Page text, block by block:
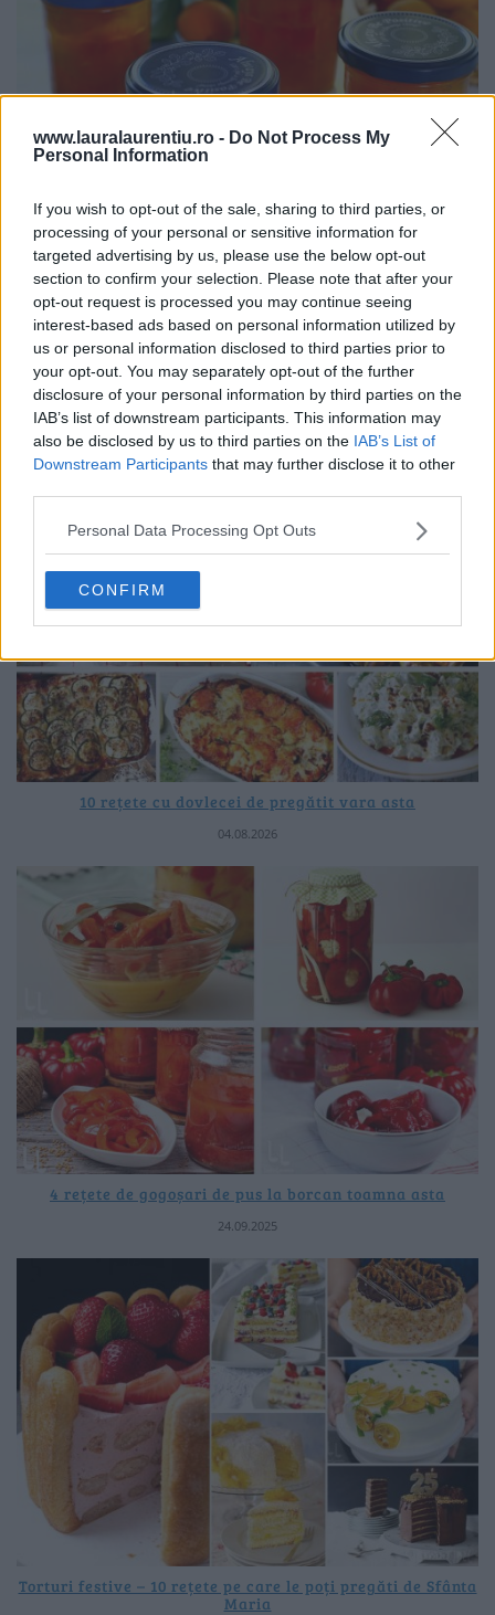
www.lauralaurentiu.ro - Do Not Process My
Personal Information
If you wish to opt-out of the sale, sharing to third parties, or
processing of your personal or sensitive information for
targeted advertising by us, please use the below opt-out
section to confirm your selection. Please note that after your
opt-out request is processed you may continue seeing
interest-based ads based on personal information utilized by
us or personal information disclosed to third parties prior to
your opt-out. You may separately opt-out of the further
disclosure of your personal information by third parties on the
IAB’s list of downstream participants. This information may
also be disclosed by us to third parties on the IAB’s List of
Downstream Participants that may further disclose it to other
Personal Data Processing Opt Outs
CONFIRM
Dulceață de caise întregi rețetă veche de 80 de ani – video
și text
20.07.2026
ULTIMELE ȘTIRI
10 rețete cu dovlecei de pregătit vara asta
04.08.2026
4 rețete de gogoșari de pus la borcan toamna asta
24.09.2025
Torturi festive – 10 rețete pe care le poți pregăti de Sfânta
Maria